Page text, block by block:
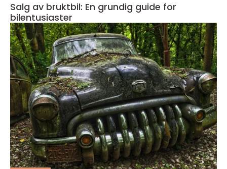
Salg av bruktbil: En grundig guide for
bilentusiaster